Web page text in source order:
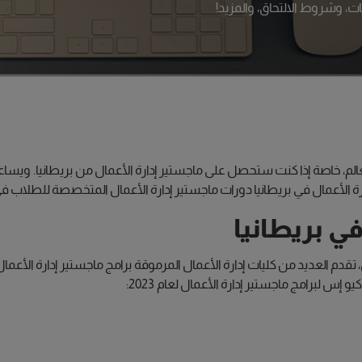
وشروط الالتحاق، والمزيد!
خاصة إذا كنت ستحصل على ماجستير إدارة الأعمال من
في بريطانيا دورات ماجستير إدارة الأعمال المتخصصة للطلاب في
بريطانيا
العديد من كليات إدارة الأعمال المرموقة برامج ماجستير إدارة
لبرامج ماجستير إدارة الأعمال لعام 2023: